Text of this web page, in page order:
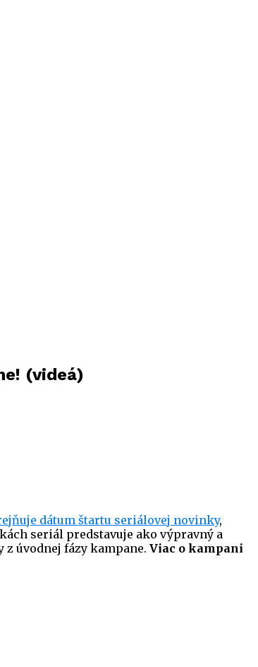
(videá)
dátum štartu seriálovej novinky,
seriál predstavuje ako výpravný a
úvodnej fázy kampane. Viac o kampani